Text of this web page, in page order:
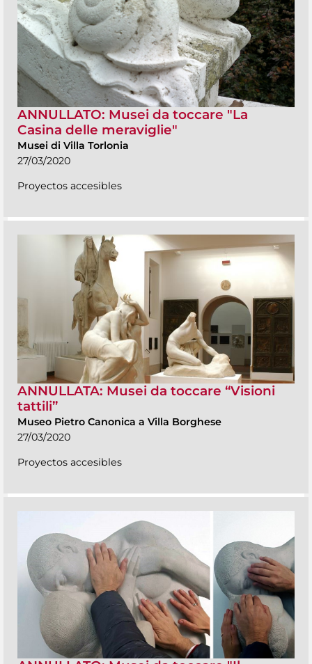
ANNULLATO: Musei da toccare "La
Casina delle meraviglie"
Musei di Villa Torlonia
27/03/2020
Proyectos accesibles
ANNULLATA: Musei da toccare “Visioni
tattili”
Museo Pietro Canonica a Villa Borghese
27/03/2020
Proyectos accesibles